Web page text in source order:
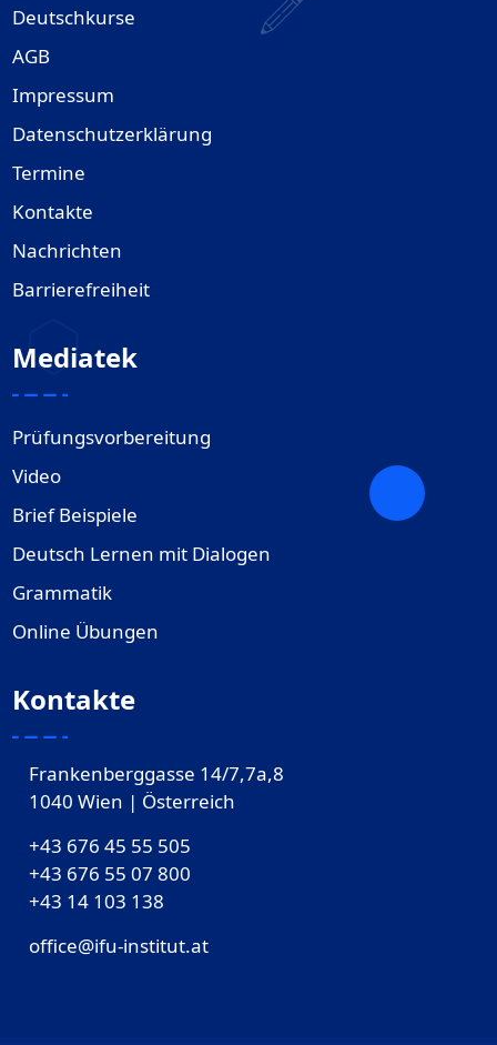
Deutschkurse
AGB
Impressum
Datenschutzerklärung
Termine
Kontakte
Nachrichten
Barrierefreiheit
Mediatek
Prüfungsvorbereitung
Video
Brief Beispiele
Deutsch Lernen mit Dialogen
Grammatik
Online Übungen
Kontakte
Frankenberggasse 14/7,7a,8
1040 Wien | Österreich
+43 676 45 55 505
+43 676 55 07 800
‎+43 14 103 138
office@ifu-institut.at